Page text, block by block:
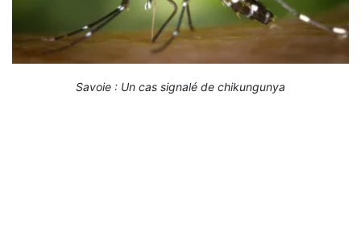
Savoie : Un cas signalé de chikungunya